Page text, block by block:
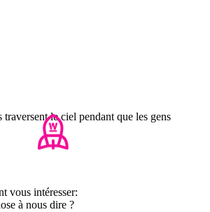
le ciel pendant que les gens
vous intéresser:
à nous dire ?